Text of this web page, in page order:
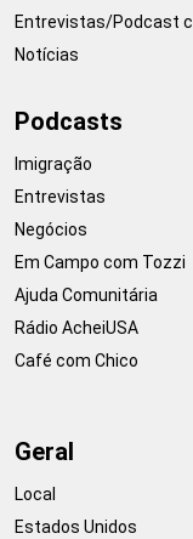
Entrevistas/Podcast
Notícias
Podcasts
Imigração
Entrevistas
Negócios
Em Campo com Tozzi
Ajuda Comunitária
Rádio AcheiUSA
Café com Chico
Geral
Local
Estados Unidos